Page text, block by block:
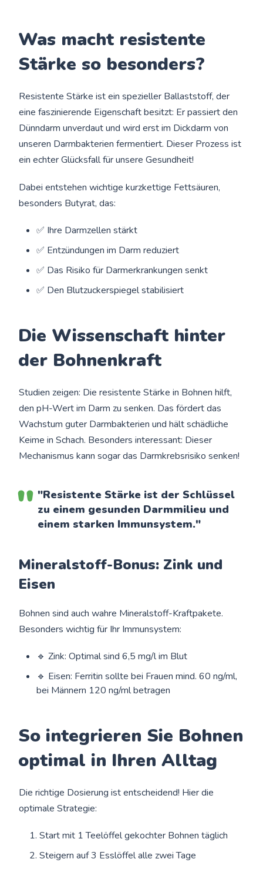
Was macht resistente
Stärke so besonders?
Resistente Stärke ist ein spezieller Ballaststoff, der
eine faszinierende Eigenschaft besitzt: Er passiert den
Dünndarm unverdaut und wird erst im Dickdarm von
unseren Darmbakterien fermentiert. Dieser Prozess ist
ein echter Glücksfall für unsere Gesundheit!
Dabei entstehen wichtige kurzkettige Fettsäuren,
besonders Butyrat, das:
✅ Ihre Darmzellen stärkt
✅ Entzündungen im Darm reduziert
✅ Das Risiko für Darmerkrankungen senkt
✅ Den Blutzuckerspiegel stabilisiert
Die Wissenschaft hinter
der Bohnenkraft
Studien zeigen: Die resistente Stärke in Bohnen hilft,
den pH-Wert im Darm zu senken. Das fördert das
Wachstum guter Darmbakterien und hält schädliche
Keime in Schach. Besonders interessant: Dieser
Mechanismus kann sogar das Darmkrebsrisiko senken!
"Resistente Stärke ist der Schlüssel
zu einem gesunden Darmmilieu und
einem starken Immunsystem."
Mineralstoff-Bonus: Zink und
Eisen
Bohnen sind auch wahre Mineralstoff-Kraftpakete.
Besonders wichtig für Ihr Immunsystem:
🔹 Zink: Optimal sind 6,5 mg/l im Blut
🔹 Eisen: Ferritin sollte bei Frauen mind. 60 ng/ml,
bei Männern 120 ng/ml betragen
So integrieren Sie Bohnen
optimal in Ihren Alltag
Die richtige Dosierung ist entscheidend! Hier die
optimale Strategie:
Start mit 1 Teelöffel gekochter Bohnen täglich
Steigern auf 3 Esslöffel alle zwei Tage